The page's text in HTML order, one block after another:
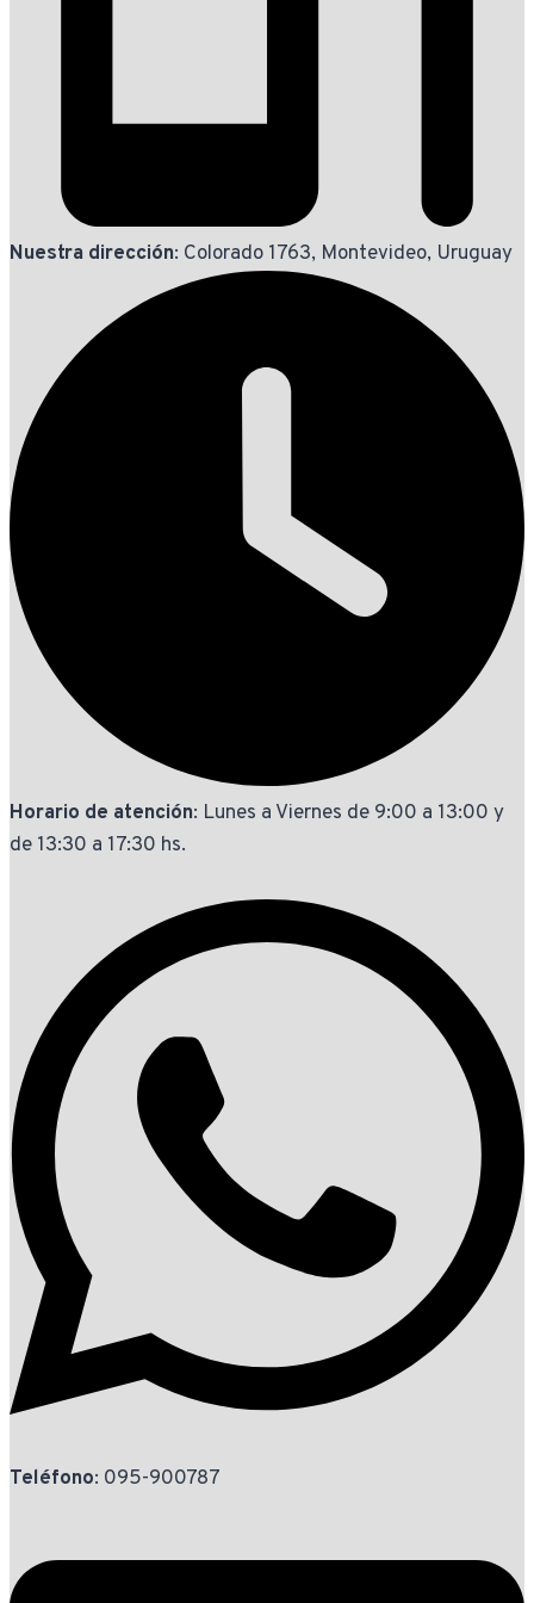
Nuestra dirección: Colorado 1763, Montevideo, Uruguay
Horario de atención: Lunes a Viernes de 9:00 a 13:00 y
de 13:30 a 17:30 hs.
Teléfono: 095-900787